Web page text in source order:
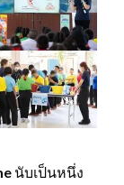
นับเป็นหนึ่ง